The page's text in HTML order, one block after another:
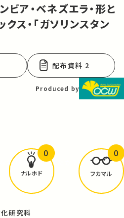
ア・ベネズエラ・形と
クス・「ガソリンスタン
配布資料 2
Produced by
な学びがありましたか？
ナルホド
0
フカマル
0
研究科